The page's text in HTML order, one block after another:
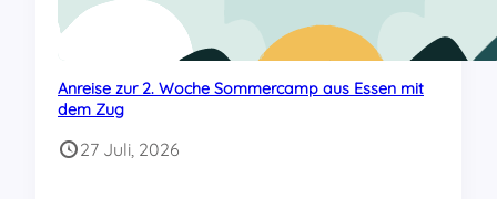
Anreise zur 2. Woche Sommercamp aus Essen mit
dem Zug
27 Juli, 2026